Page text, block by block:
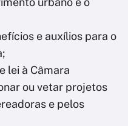
e auxílios para o
lei à Câmara
ou vetar projetos
e pelos